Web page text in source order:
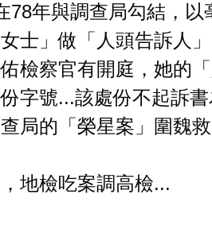
78年與調查局勾結，
士」做「人頭告訴人
檢察官有開庭，她的
字號...該處份不起訴
局的「榮星案」圍魏
地檢吃案調高檢...